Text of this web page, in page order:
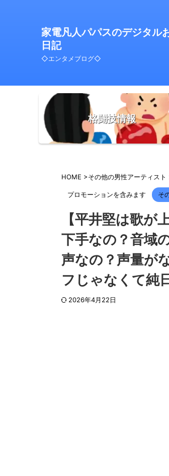
家電凡人パパスのデジタル
日記
◇エンタメブログ◇
格闘技情報
HOME >その他の男性アーティスト
プロモーションを含みます そ
【平井堅は歌が
下手なの？音域
声なの？声量が
フじゃなくて純
2026年4月22日